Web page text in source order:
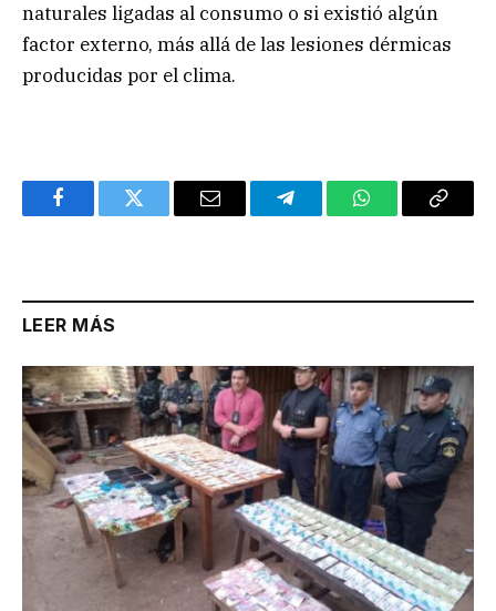
naturales ligadas al consumo o si existió algún
factor externo, más allá de las lesiones dérmicas
producidas por el clima.
FacebookTwitter Email TelegramWhatsAppCopy
LEER MÁS